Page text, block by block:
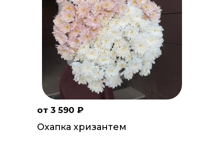
от 3 590 ₽
Охапка хризантем